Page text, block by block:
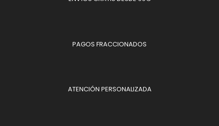
PAGOS FRACCIONADOS
ATENCIÓN PERSONALIZADA